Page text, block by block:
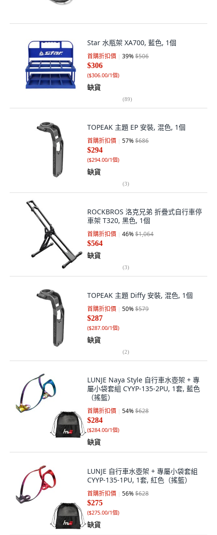
Star 水瓶架 XA700, 藍色, 1個
首購折扣價 39%$506
$306
($306.00/1個)
缺貨
(89)
TOPEAK 主題 EP 安裝, 混色, 1個
首購折扣價 57%$686
$294
($294.00/1個)
缺貨
(3)
ROCKBROS 洛克兄弟 折疊式自行車停
車架 T320, 黑色, 1個
首購折扣價 46%$1,064
$564
缺貨
(3)
TOPEAK 主題 Diffy 安裝, 混色, 1個
首購折扣價 50%$579
$287
($287.00/1個)
缺貨
(2)
LUNJE Naya Style 自行車水壺架 + 專
屬小袋套組 CYYP-135-2PU, 1套, 藍色
（搖籃）
首購折扣價 54%$628
$284
($284.00/1個)
缺貨
LUNJE 自行車水壺架 + 專屬小袋套組
CYYP-135-1PU, 1套, 紅色（搖籃）
首購折扣價 56%$628
$275
($275.00/1個)
缺貨